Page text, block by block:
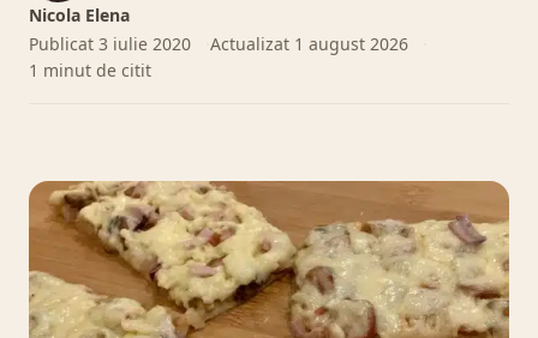
Nicola Elena
Publicat 3 iulie 2020 Actualizat 1 august 2026
1 minut de citit